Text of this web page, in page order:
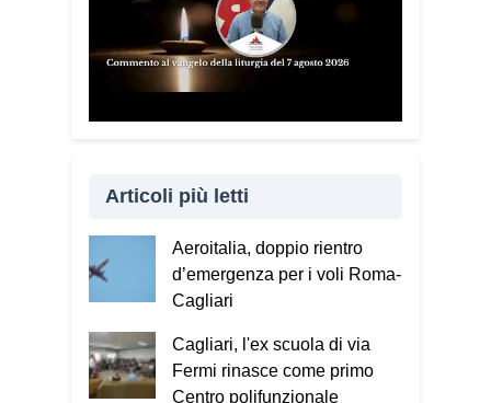
efficaci sul territorio.Lei parla anche
delle cosiddette “cinque bandiere
rapidamente la fiducia oppure chiede
soldi, dati personali o password. Se
riconosciamo anche solo uno di questi
elementi dobbiamo fermarci e riflettere.
Se i segnali sono due o più, è molto
probabile che si tratti di una truffa. In
questi casi bisogna contattare un
familiare o chiamare il 112.Oggi le
Articoli più letti
Aeroitalia, doppio rientro
d’emergenza per i voli Roma-
Cagliari
Cagliari, l'ex scuola di via
Fermi rinasce come primo
Centro polifunzionale